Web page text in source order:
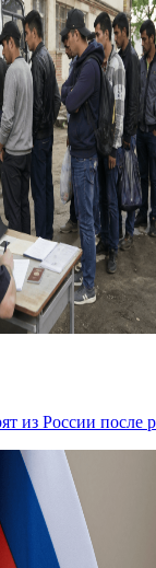
из России после